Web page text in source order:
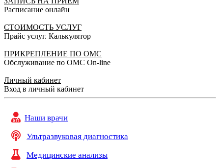
Расписание онлайн
СТОИМОСТЬ УСЛУГ
Прайс услуг. Калькулятор
ПРИКРЕПЛЕНИЕ ПО ОМС
Обслуживание по ОМС On-line
Личный кабинет
Вход в личный кабинет
Наши врачи
Ультразвуковая диагностика
Медицинские анализы